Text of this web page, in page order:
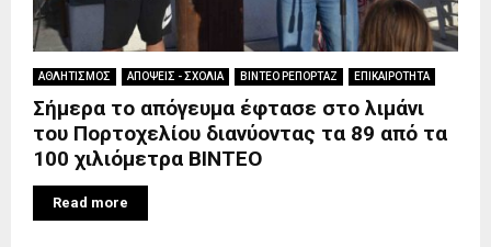
ΑΘΛΗΤΙΣΜΟΣ ΑΠΟΨΕΙΣ - ΣΧΟΛΙΑ ΒΙΝΤΕΟ ΡΕΠΟΡΤΑΖ ΕΠΙΚΑΙΡΟΤΗΤΑ
Σήμερα το απόγευμα έφτασε στο λιμάνι
του Πορτοχελίου διανύοντας τα 89 από τα
100 χιλιόμετρα ΒΙΝΤΕΟ
Read more